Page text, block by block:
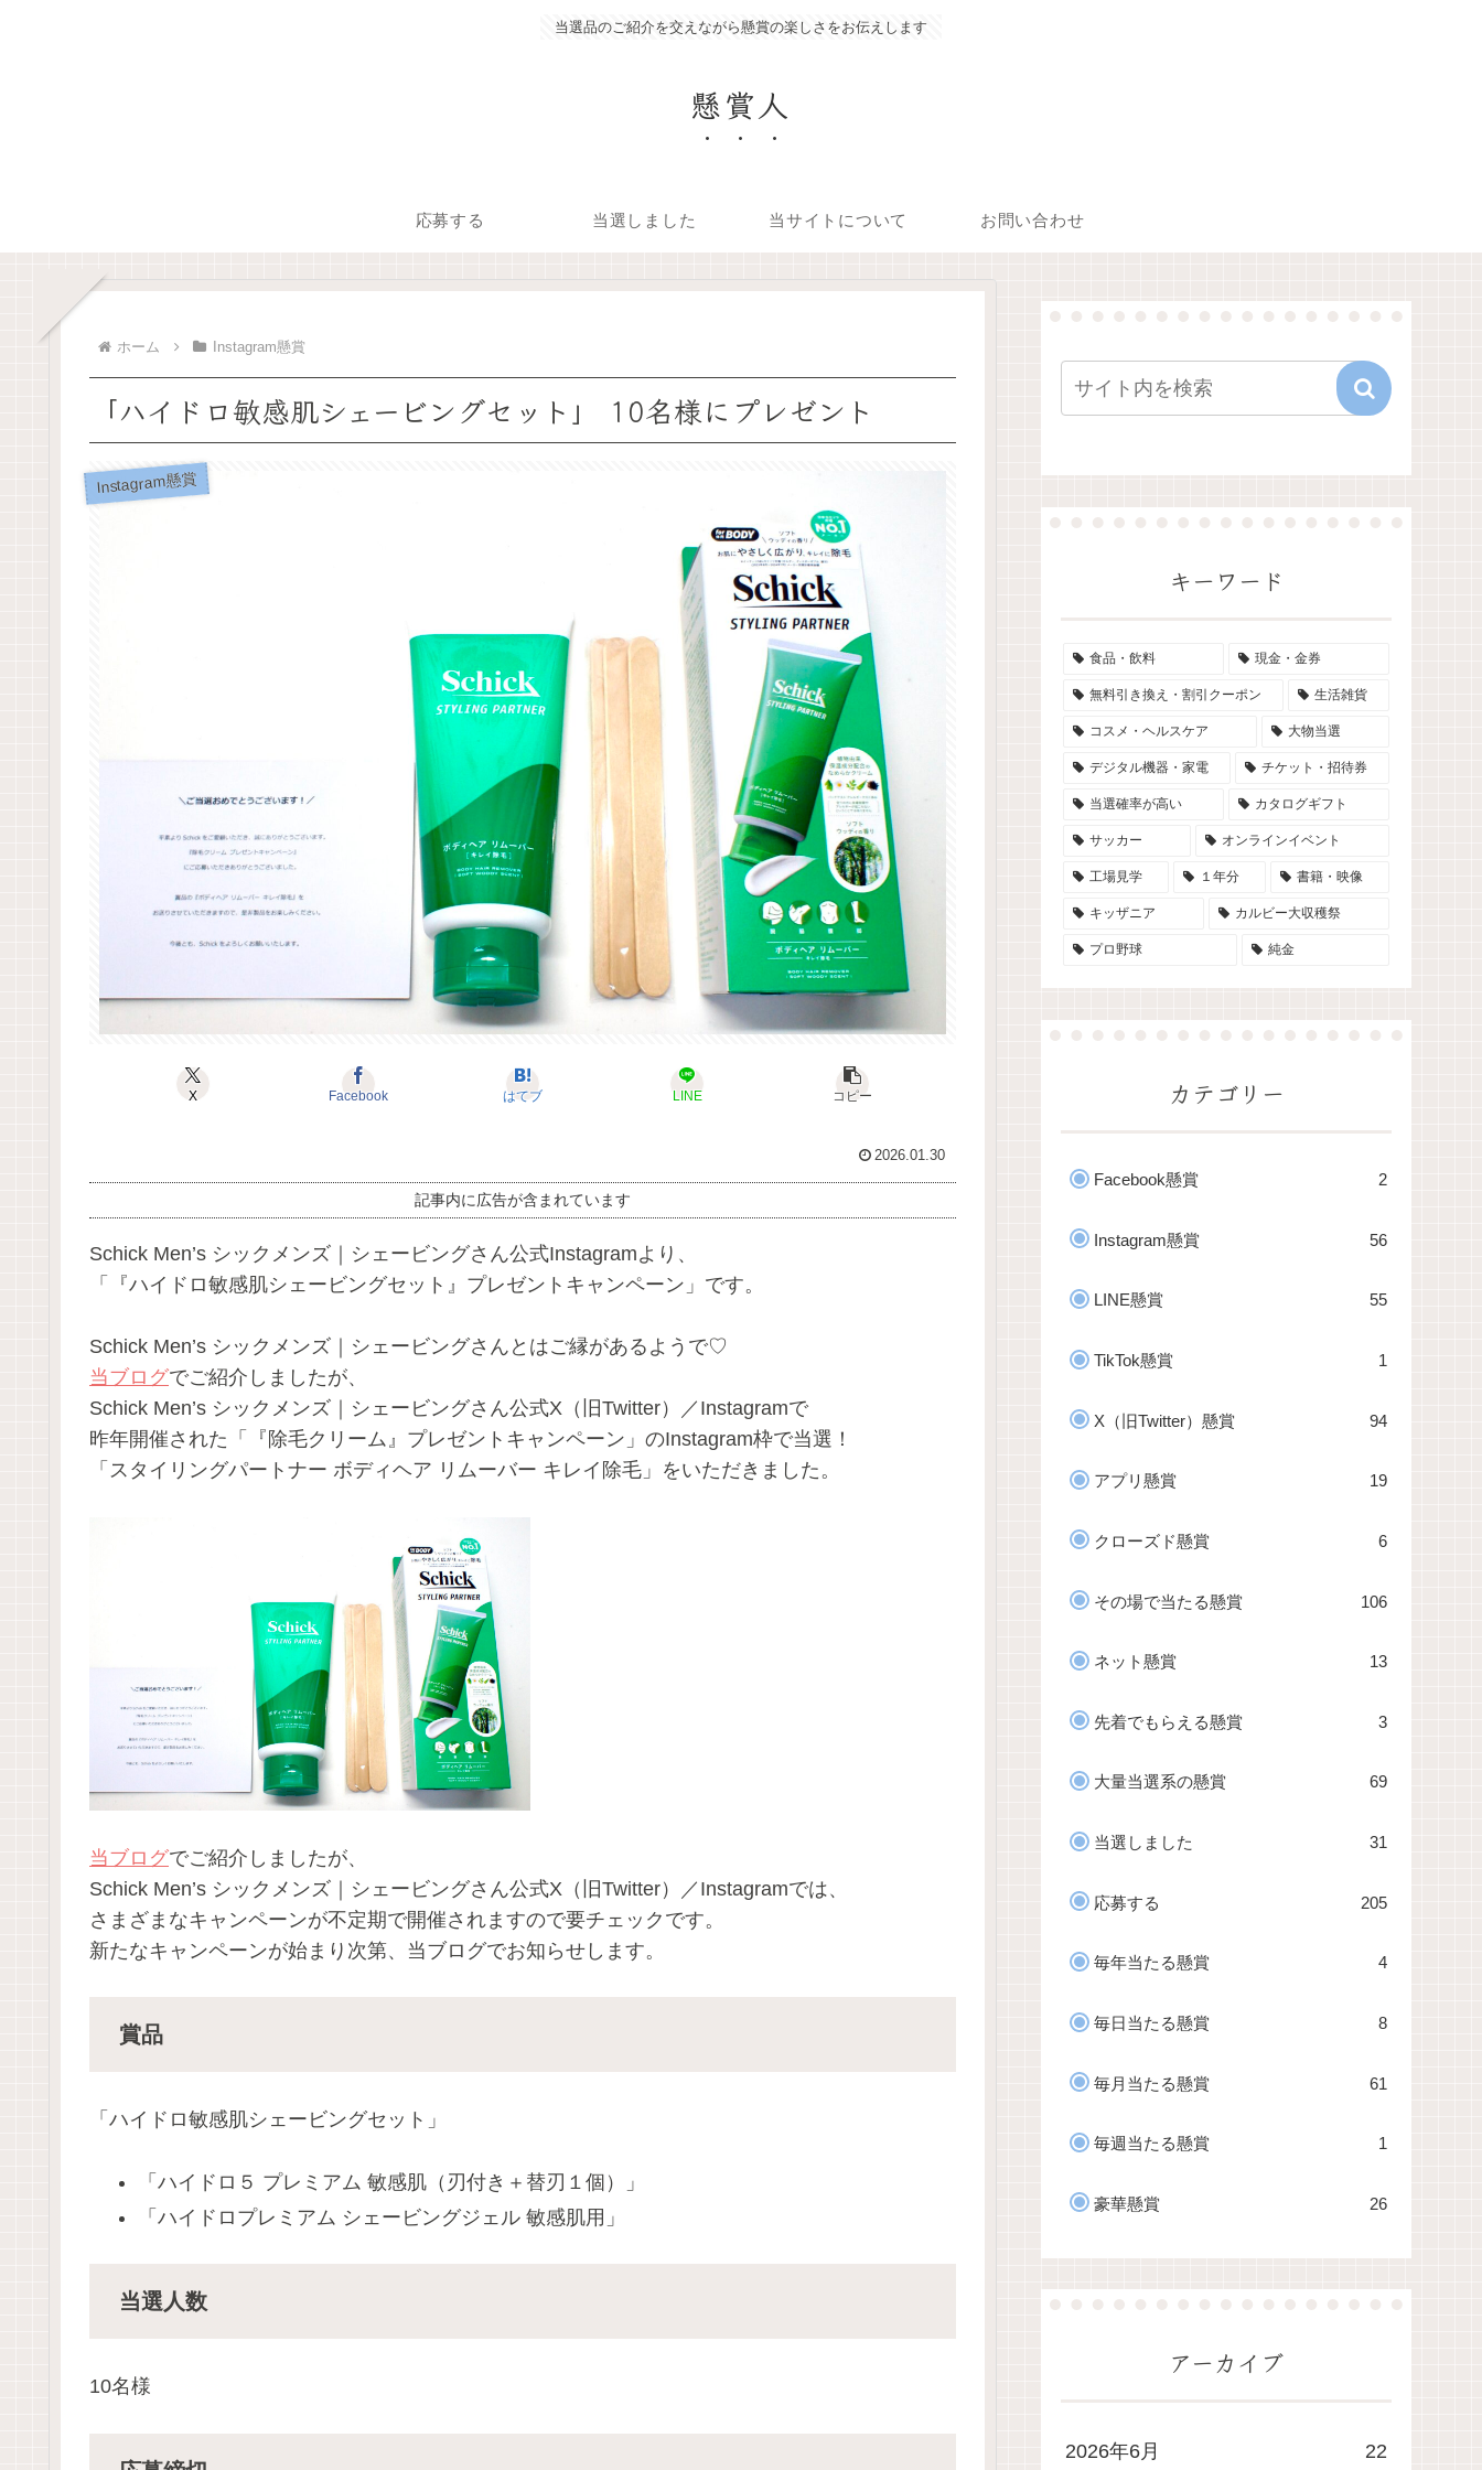
当選品のご紹介を交えながら懸賞の楽しさをお伝えします
懸賞人
応募する 当選しました 当サイトについて お問い合わせ
ホーム Instagram懸賞
「ハイドロ敏感肌シェービングセット」 10名様にプレゼント
Instagram懸賞
X Facebook はてブ LINE コピー
2026.01.30
記事内に広告が含まれています
Schick Men’s シックメンズ｜シェービングさん公式Instagramより、
「『ハイドロ敏感肌シェービングセット』プレゼントキャンペーン」です。
Schick Men’s シックメンズ｜シェービングさんとはご縁があるようで♡
当ブログでご紹介しましたが、
Schick Men’s シックメンズ｜シェービングさん公式X（旧Twitter）／Instagramで
昨年開催された「『除毛クリーム』プレゼントキャンペーン」のInstagram枠で当選！
「スタイリングパートナー ボディヘア リムーバー キレイ除毛」をいただきました。
当ブログでご紹介しましたが、
Schick Men’s シックメンズ｜シェービングさん公式X（旧Twitter）／Instagramでは、
さまざまなキャンペーンが不定期で開催されますので要チェックです。
新たなキャンペーンが始まり次第、当ブログでお知らせします。
賞品
「ハイドロ敏感肌シェービングセット」
「ハイドロ５ プレミアム 敏感肌（刃付き＋ 替刃１個）」
「ハイドロプレミアム シェービングジェル 敏感肌用」
当選人数
10名様
キーワード
食品・飲料 現金・金券
無料引き換え・割引クーポン 生活雑貨
コスメ・ヘルスケア 大物当選
デジタル機器・家電 チケット・招待券
当選確率が高い カタログギフト
サッカー オンラインイベント
工場見学 １年分 書籍・映像
キッザニア カルビー大収穫祭
プロ野球 純金
カテゴリー
Facebook懸賞 2
Instagram懸賞 56
LINE懸賞 55
TikTok懸賞 1
X（旧Twitter）懸賞 94
アプリ懸賞 19
クローズド懸賞 6
その場で当たる懸賞 106
ネット懸賞 13
先着でもらえる懸賞 3
大量当選系の懸賞 69
当選しました 31
応募する 205
毎年当たる懸賞 4
毎日当たる懸賞 8
毎月当たる懸賞 61
毎週当たる懸賞 1
豪華懸賞 26
アーカイブ
2026年6月 22